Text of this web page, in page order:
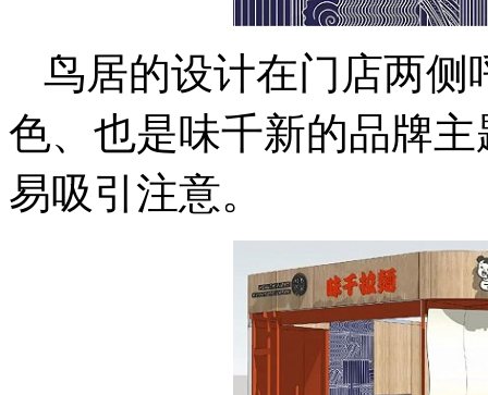
鸟居的设计在门店两侧
色、也是味千新的品牌
易吸引注意。